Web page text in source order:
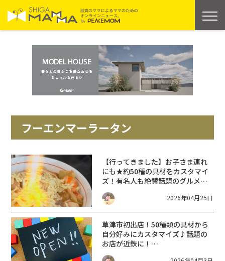
フーエンマーラータン
【行ってきました】お子さま連れ
にも★約50種の具材をカスタマイ
ズ！有名人も絶賛話題のグルメ
【4/25(土)ニューオープン】福恩
麻辣湯(フーエンマーラータン)草津
2026年04月25日
草津市初出店！50種類の具材から
自分好みにカスタマイズ♪話題の
お店が近鉄に！
【4/23preopen4/25(土)ニューオ